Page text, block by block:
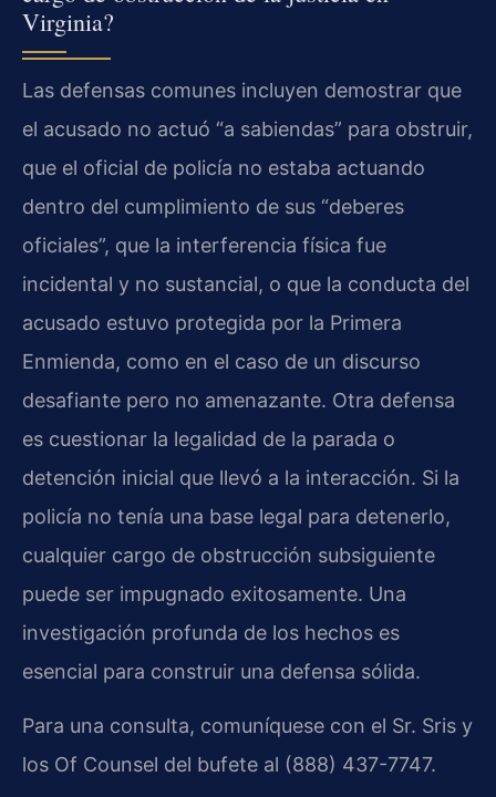
Virginia?
Las defensas comunes incluyen demostrar que
el acusado no actuó “a sabiendas” para obstruir,
que el oficial de policía no estaba actuando
dentro del cumplimiento de sus “deberes
oficiales”, que la interferencia física fue
incidental y no sustancial, o que la conducta del
acusado estuvo protegida por la Primera
Enmienda, como en el caso de un discurso
desafiante pero no amenazante. Otra defensa
es cuestionar la legalidad de la parada o
detención inicial que llevó a la interacción. Si la
policía no tenía una base legal para detenerlo,
cualquier cargo de obstrucción subsiguiente
puede ser impugnado exitosamente. Una
investigación profunda de los hechos es
esencial para construir una defensa sólida.
Para una consulta, comuníquese con el Sr. Sris y
los Of Counsel del bufete al (888) 437-7747.